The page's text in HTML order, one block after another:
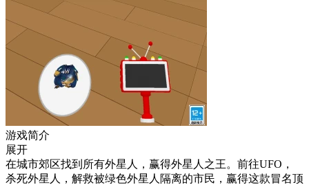
游戏简介
展开
在城市郊区找到所有外星人，赢得外星人之王。前往UFO，
杀死外星人，解救被绿色外星人隔离的市民，赢得这款冒名顶